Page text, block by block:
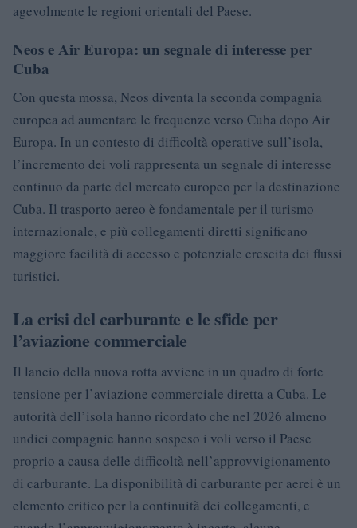
agevolmente le regioni orientali del Paese.
Neos e Air Europa: un segnale di interesse per
Cuba
Con questa mossa, Neos diventa la seconda compagnia
europea ad aumentare le frequenze verso Cuba dopo Air
Europa. In un contesto di difficoltà operative sull’isola,
l’incremento dei voli rappresenta un segnale di interesse
continuo da parte del mercato europeo per la destinazione
Cuba. Il trasporto aereo è fondamentale per il turismo
internazionale, e più collegamenti diretti significano
maggiore facilità di accesso e potenziale crescita dei flussi
turistici.
La crisi del carburante e le sfide per
l’aviazione commerciale
Il lancio della nuova rotta avviene in un quadro di forte
tensione per l’aviazione commerciale diretta a Cuba. Le
autorità dell’isola hanno ricordato che nel 2026 almeno
undici compagnie hanno sospeso i voli verso il Paese
proprio a causa delle difficoltà nell’approvvigionamento
di carburante. La disponibilità di carburante per aerei è un
elemento critico per la continuità dei collegamenti, e